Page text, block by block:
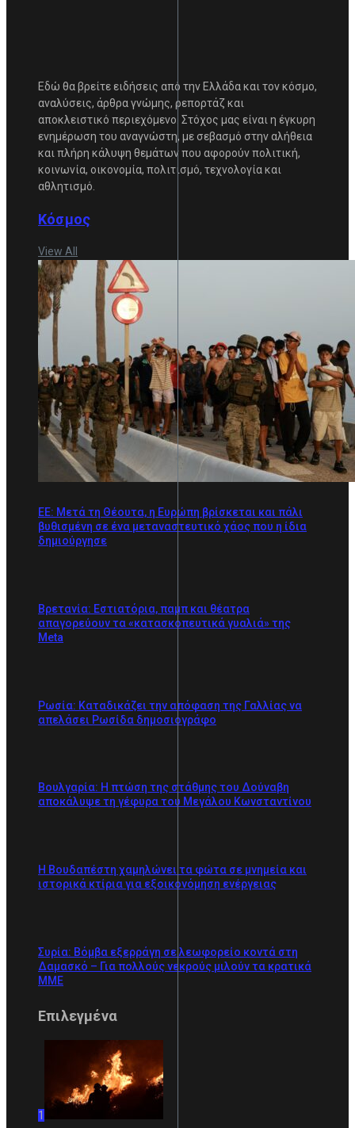
Εδώ θα βρείτε ειδήσεις από την Ελλάδα και τον κόσμο,
αναλύσεις, άρθρα γνώμης, ρεπορτάζ και
αποκλειστικό περιεχόμενο. Στόχος μας είναι η έγκυρη
ενημέρωση του αναγνώστη, με σεβασμό στην αλήθεια
και πλήρη κάλυψη θεμάτων που αφορούν πολιτική,
κοινωνία, οικονομία, πολιτισμό, τεχνολογία και
αθλητισμό.
Κόσμος
View All
ΕΕ: Μετά τη Θέουτα, η Ευρώπη βρίσκεται και πάλι
βυθισμένη σε ένα μεταναστευτικό χάος που η ίδια
δημιούργησε
Βρετανία: Εστιατόρια, παμπ και θέατρα
απαγορεύουν τα «κατασκοπευτικά γυαλιά» της
Meta
Ρωσία: Καταδικάζει την απόφαση της Γαλλίας να
απελάσει Ρωσίδα δημοσιογράφο
Βουλγαρία: Η πτώση της στάθμης του Δούναβη
αποκάλυψε τη γέφυρα του Μεγάλου Κωνσταντίνου
Η Βουδαπέστη χαμηλώνει τα φώτα σε μνημεία και
ιστορικά κτίρια για εξοικονόμηση ενέργειας
Συρία: Βόμβα εξερράγη σε λεωφορείο κοντά στη
Δαμασκό – Για πολλούς νεκρούς μιλούν τα κρατικά
ΜΜΕ
Επιλεγμένα
1